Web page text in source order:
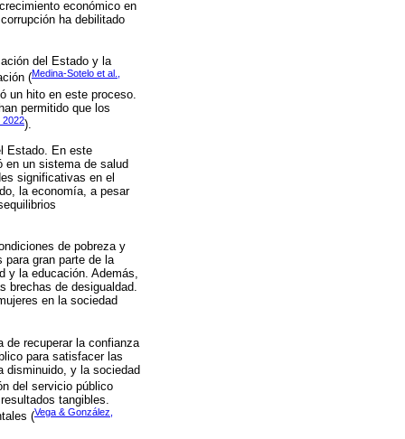
económico en
ha debilitado
del Estado y la
(Medina-Sotelo et al.,
un hito en este proceso.
permitido que los
2022).
Estado. En este
en un sistema de salud
significativas en el
la economía, a pesar
de pobreza y
para gran parte de la
y la educación. Además,
brechas de desigualdad.
en la sociedad
de recuperar la confianza
para satisfacer las
disminuido, y la sociedad
del servicio público
tangibles.
(Vega & González,